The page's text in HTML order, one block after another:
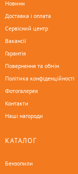
Новини
Доставка і оплата
Сервісний центр
Вакансії
Гарантія
Повернення та обмін
Політика конфіденційності
Фотогалерея
Контакти
Наші нагороди
КАТАЛОГ
Бензопили